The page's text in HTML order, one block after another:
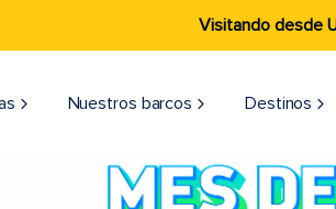
Visitando desde
Nuestros barcos Destinos